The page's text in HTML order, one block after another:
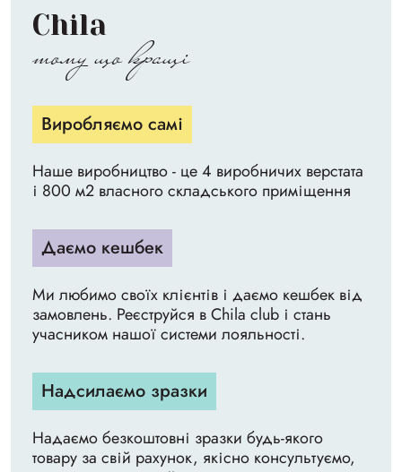
Chila
тому що кращі
Виробляємо самі
Наше виробництво - це 4 виробничих верстата
і 800 м2 власного складського приміщення
Даємо кешбек
Ми любимо своїх клієнтів і даємо кешбек від
замовлень. Реєструйся в Chila club і стань
учасником нашої системи лояльності.
Надсилаємо зразки
Надаємо безкоштовні зразки будь-якого
товару за свій рахунок, якісно консультуємо,